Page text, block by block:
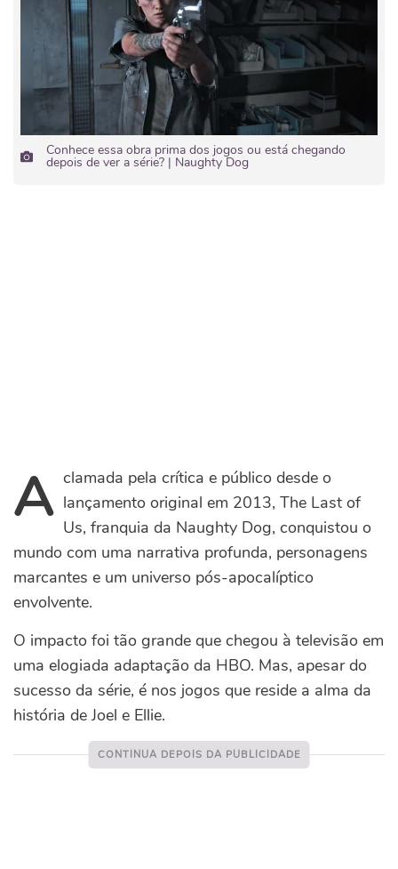
Conhece essa obra prima dos jogos ou está chegando
depois de ver a série? | Naughty Dog
Aclamada pela crítica e público desde o
lançamento original em 2013, The Last of
Us, franquia da Naughty Dog, conquistou o
mundo com uma narrativa profunda, personagens
marcantes e um universo pós-apocalíptico
envolvente.
O impacto foi tão grande que chegou à televisão em
uma elogiada adaptação da HBO. Mas, apesar do
sucesso da série, é nos jogos que reside a alma da
história de Joel e Ellie.